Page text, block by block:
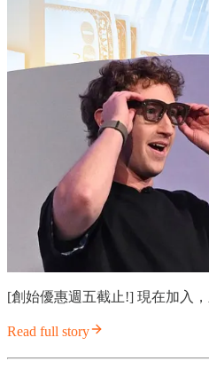
[創始優惠週五截止!] 現在加入，
Read full story